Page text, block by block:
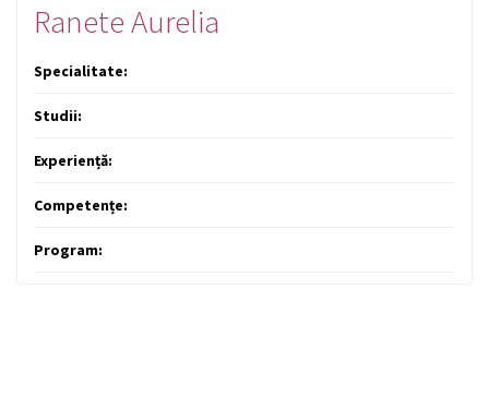
Ranete Aurelia
Specialitate:
Studii:
Experiență:
Competențe:
Program: